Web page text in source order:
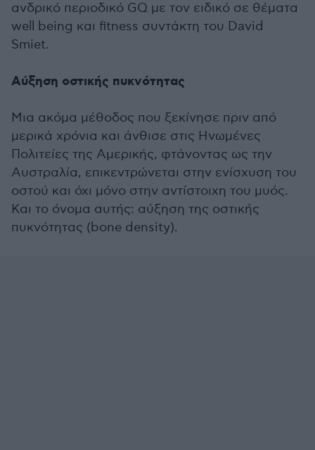
ανδρικό περιοδικό GQ με τον ειδικό σε θέματα
well being και fitness συντάκτη του David
Smiet.
Αύξηση οστικής πυκνότητας
Μια ακόμα μέθοδος που ξεκίνησε πριν από
μερικά χρόνια και άνθισε στις Ηνωμένες
Πολιτείες της Αμερικής, φτάνοντας ως την
Αυστραλία, επικεντρώνεται στην ενίσχυση του
οστού και όχι μόνο στην αντίστοιχη του μυός.
Και το όνομα αυτής: αύξηση της οστικής
πυκνότητας (bone density).